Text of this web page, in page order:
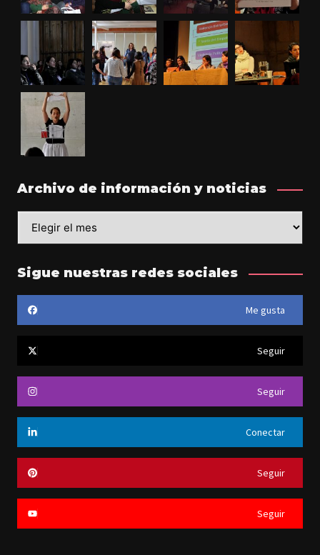
Archivo de información y noticias
Sigue nuestras redes sociales
Me gusta
Seguir
Seguir
Conectar
Seguir
Seguir